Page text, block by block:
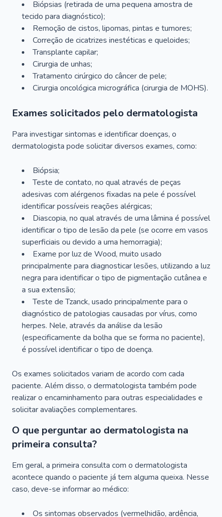
Biópsias (retirada de uma pequena amostra de
tecido para diagnóstico);
Remoção de cistos, lipomas, pintas e tumores;
Correção de cicatrizes inestéticas e queloides;
Transplante capilar;
Cirurgia de unhas;
Tratamento cirúrgico do câncer de pele;
Cirurgia oncológica micrográfica (cirurgia de MOHS).
Exames solicitados pelo dermatologista
Para investigar sintomas e identificar doenças, o
dermatologista pode solicitar diversos exames, como:
Biópsia;
Teste de contato, no qual através de peças
adesivas com alérgenos fixadas na pele é possível
identificar possíveis reações alérgicas;
Diascopia, no qual através de uma lâmina é possível
identificar o tipo de lesão da pele (se ocorre em vasos
superficiais ou devido a uma hemorragia);
Exame por luz de Wood, muito usado
principalmente para diagnosticar lesões, utilizando a luz
negra para identificar o tipo de pigmentação cutânea e
a sua extensão;
Teste de Tzanck, usado principalmente para o
diagnóstico de patologias causadas por vírus, como
herpes. Nele, através da análise da lesão
(especificamente da bolha que se forma no paciente),
é possível identificar o tipo de doença.
Os exames solicitados variam de acordo com cada
paciente. Além disso, o dermatologista também pode
realizar o encaminhamento para outras especialidades e
solicitar avaliações complementares.
O que perguntar ao dermatologista na
primeira consulta?
Em geral, a primeira consulta com o dermatologista
acontece quando o paciente já tem alguma queixa. Nesse
caso, deve-se informar ao médico:
Os sintomas observados (vermelhidão, ardência,